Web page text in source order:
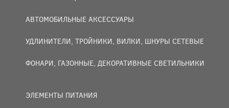
АВТОМОБИЛЬНЫЕ АКСЕССУАРЫ
УДЛИНИТЕЛИ, ТРОЙНИКИ, ВИЛКИ, ШНУРЫ СЕТЕВЫЕ
ФОНАРИ, ГАЗОННЫЕ, ДЕКОРАТИВНЫЕ СВЕТИЛЬНИКИ
ЭЛЕМЕНТЫ ПИТАНИЯ